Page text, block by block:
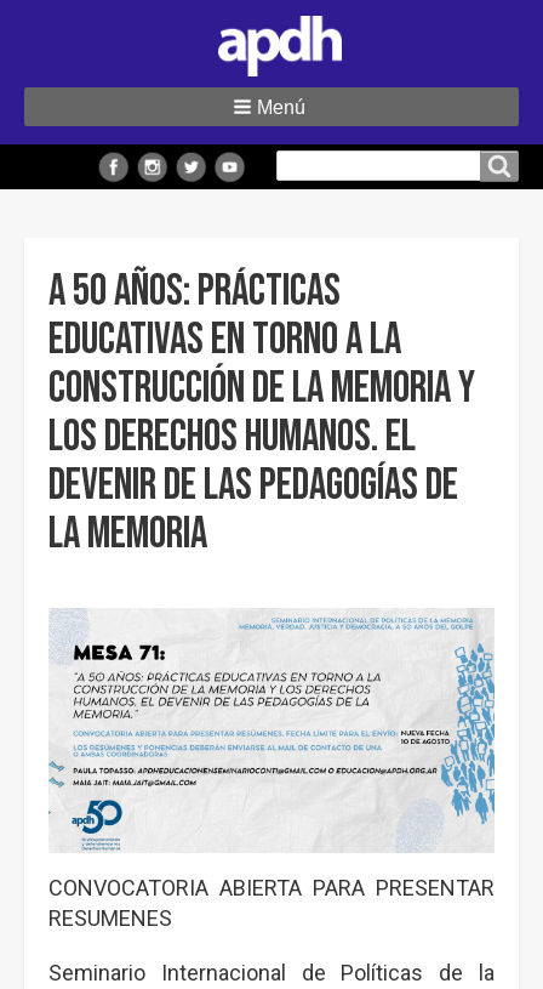
sitio
Menú
A 50 años: prácticas
educativas en torno a la
construcción de la memoria y
los derechos humanos. El
devenir de las pedagogías de
la memoria
CONVOCATORIA ABIERTA PARA PRESENTAR
RESUMENES
Seminario Internacional de Políticas de la